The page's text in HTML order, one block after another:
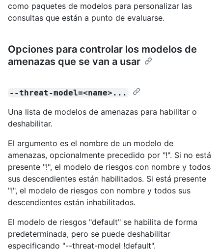
como paquetes de modelos para personalizar las
consultas que están a punto de evaluarse.
Opciones para controlar los modelos de
amenazas que se van a usar
--threat-model=<name>...
Una lista de modelos de amenazas para habilitar o
deshabilitar.
El argumento es el nombre de un modelo de
amenazas, opcionalmente precedido por "!". Si no está
presente "!", el modelo de riesgos con nombre y todos
sus descendientes están habilitados. Si está presente
"!", el modelo de riesgos con nombre y todos sus
descendientes están inhabilitados.
El modelo de riesgos "default" se habilita de forma
predeterminada, pero se puede deshabilitar
especificando "--threat-model !default".